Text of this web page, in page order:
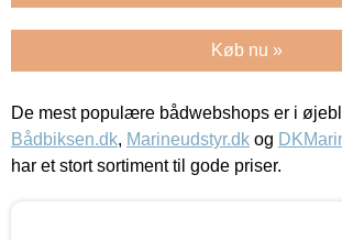
Køb nu »
De mest populære bådwebshops er i
Bådbiksen.dk, Marineudstyr.dk og
har et stort sortiment til gode priser.